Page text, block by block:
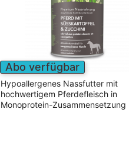
Abo verfügbar
Hypoallergenes Nassfutter mit
hochwertigem Pferdefleisch in
Monoprotein-Zusammensetzung